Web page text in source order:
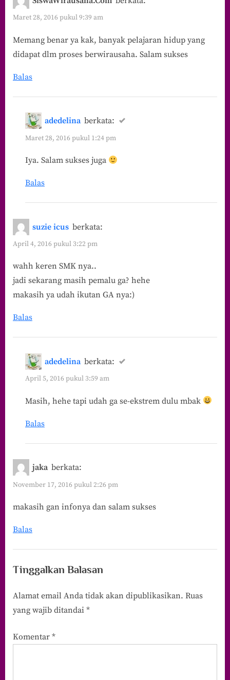
Maret 28, 2016 pukul 9:39 am
Memang benar ya kak, banyak pelajaran hidup yang
didapat dlm proses berwirausaha. Salam sukses
Balas
adedelina berkata:
Maret 28, 2016 pukul 1:24 pm
Iya. Salam sukses juga
Balas
suzie icus berkata:
April 4, 2016 pukul 3:22 pm
wahh keren SMK nya..
jadi sekarang masih pemalu ga? hehe
makasih ya udah ikutan GA nya:)
Balas
adedelina berkata:
April 5, 2016 pukul 3:59 am
Masih, hehe tapi udah ga se-ekstrem dulu mbak
Balas
jaka berkata:
November 17, 2016 pukul 2:26 pm
makasih gan infonya dan salam sukses
Balas
Tinggalkan Balasan
Alamat email Anda tidak akan dipublikasikan. Ruas
yang wajib ditandai *
Komentar *